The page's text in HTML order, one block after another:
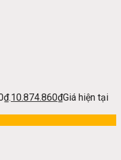
10.874.860₫Giá hiện tại